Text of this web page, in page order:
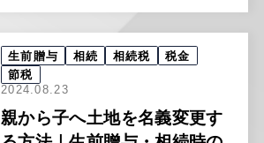
生前贈与 相続 相続税
税金
節税
2024.08.23
親から子へ土地を名義変更す